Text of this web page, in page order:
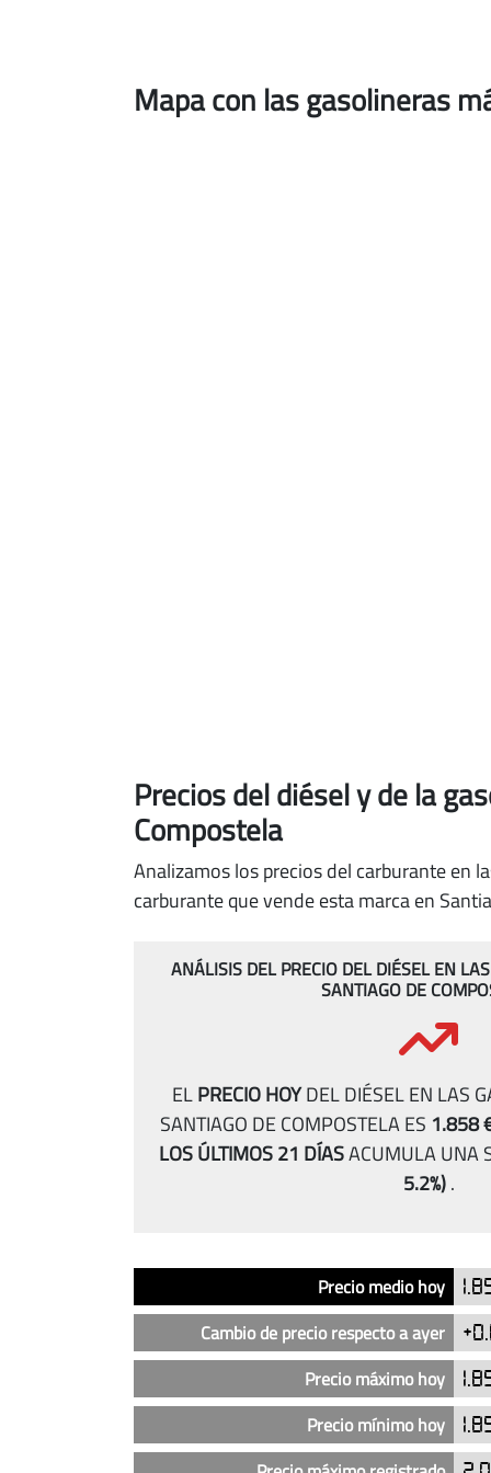
Mapa con las gasolineras
Precios del diésely de la
Compostela
Analizamos los precios del carburante en
carburante que vende esta marca en
ANÁLISIS DEL PRECIO DEL DIÉSEL EN
SANTIAGO DE
ELPRECIO HOYDEL DIÉSEL EN LAS
SANTIAGO DE COMPOSTELA ES 1.858
LOS ÚLTIMOS 21 DÍASACUMULA UNA
5.2%).
Análisis
del
en
gasolineras
Precio medio hoy
Cambio de precio respecto a ayer
Precio máximo hoy
Precio mínimo hoy